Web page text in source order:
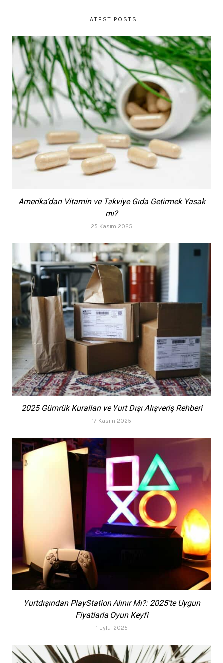
LATEST POSTS
Amerika’dan Vitamin ve Takviye Gıda Getirmek Yasak
mı?
25 Kasım 2025
2025 Gümrük Kuralları ve Yurt Dışı Alışveriş Rehberi
17 Kasım 2025
Yurtdışından PlayStation Alınır Mı?: 2025’te Uygun
Fiyatlarla Oyun Keyfi
1 Eylül 2025